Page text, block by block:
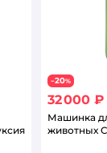
−20%
32 000 ₽
Машинка
животных